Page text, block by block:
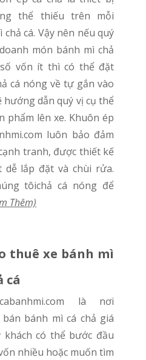
thể thiếu trên mỗi
cá. Vậy nên nếu quý
món bánh mì chả
vốn ít thì có thể đặt
cá nóng về tự gắn vào
hướng dẫn quý vị cụ thể
phẩm lên xe. Khuôn ép
luôn bảo đảm
tranh, được thiết kế
dễ lắp đặt và chùi rửa.
tôichả cá nóng để
Thêm)
thuê xe bánh mì
cá
bánh mì cá chả giá
có thể bước đầu
nhiều hoặc muốn tìm